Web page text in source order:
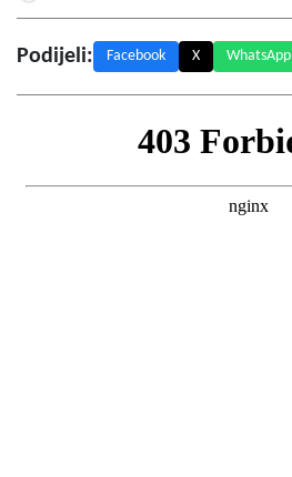
Podijeli: Facebook X WhatsApp